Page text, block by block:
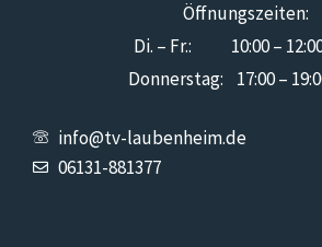
Öffnungszeiten:
Di. – Fr.: 10:00 –
Donnerstag: 17:00 –
info@tv-laubenheim.de
06131-881377